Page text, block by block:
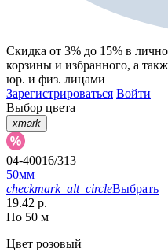
Скидка от 3% до 15% в
корзины и избранного, а
юр. и физ. лицами
Зарегистрироваться Войти
Выбор цвета
xmark
04-40016/313
50мм
checkmark_alt_circleВыбрать
19.42 р.
По 50 м
Цвет розовый